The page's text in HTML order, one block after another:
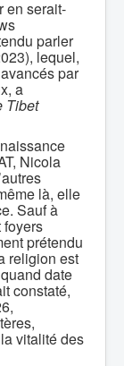
en serait-
parler
lequel,
par
a
Tibet
Nicola
là, elle
Sauf à
prétendu
religion est
date
constaté,
vitalité des